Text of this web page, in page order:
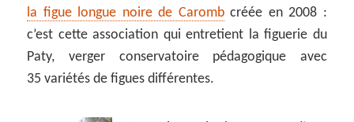
la figue longue noire de Carombcréée en 2008 :
c’est cette association qui entretient la figuerie du
Paty, verger conservatoire pédagogique avec
35 variétés de figues différentes.